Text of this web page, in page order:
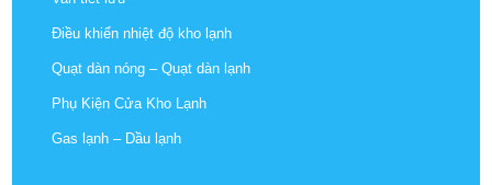
Điều khiển nhiệt độ kho lạnh
Quạt dàn nóng – Quạt dàn lạnh
Phụ Kiện Cửa Kho Lạnh
Gas lạnh – Dầu lạnh